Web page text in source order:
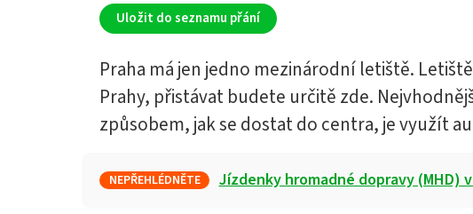
Uložit do seznamu přání
Praha má jen jedno mezinárodní letiště.
Prahy, přistávat budete určitě zde.
způsobem, jak se dostat do centra, je využít
NEPŘEHLÉDNĚTE Jízdenky hromadné dopravy (MHD)